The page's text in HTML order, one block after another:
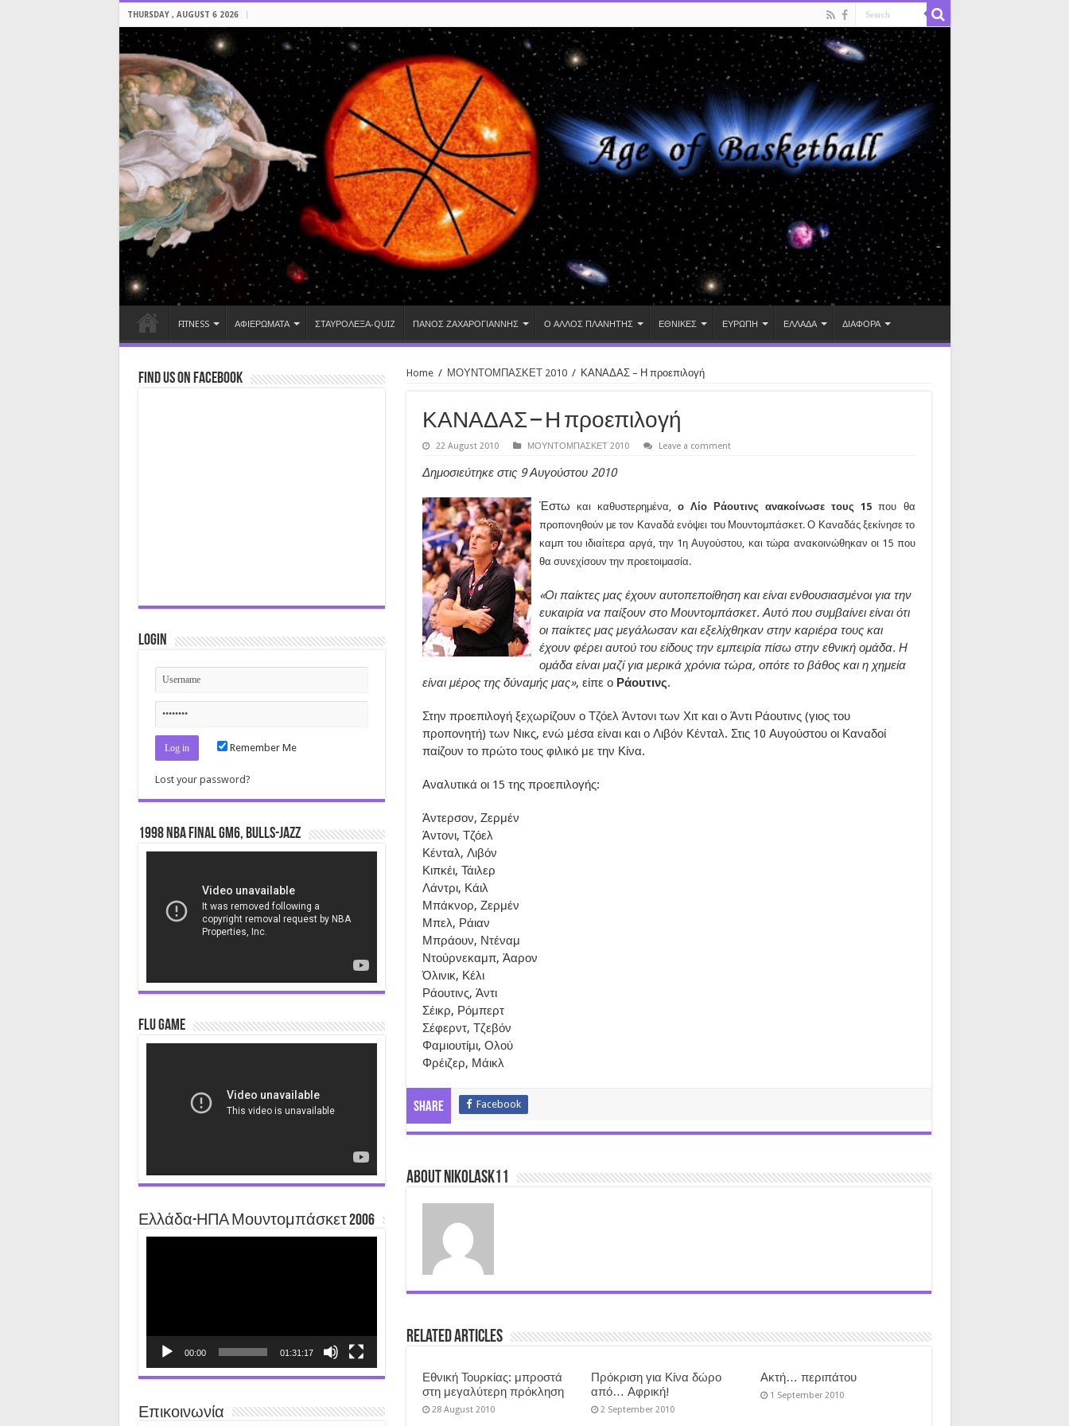
THURSDAY , AUGUST 6 2026
FITNESS ΑΦΙΕΡΩΜΑΤΑ ΣΤΑΥΡΟΛΕΞΑ-QUIZ ΠΑΝΟΣ ΖΑΧΑΡΟΓΙΑΝΝΗΣ Ο ΑΛΛΟΣ ΠΛΑΝΗΤΗΣ ΕΘΝΙΚΕΣ ΕΥΡΩΠΗ ΕΛΛΑΔΑ ΔΙΑΦΟΡΑ
Home / ΜΟΥΝΤΟΜΠΑΣΚΕΤ 2010 / ΚΑΝΑΔΑΣ – Η προεπιλογή
ΚΑΝΑΔΑΣ – Η προεπιλογή
22 August 2010 ΜΟΥΝΤΟΜΠΑΣΚΕΤ 2010 Leave a comment
Δημοσιεύτηκε στις 9 Αυγούστου 2010
Έστω και καθυστερημένα, ο Λίο Ράουτινς ανακοίνωσε τους 15 που θα
προπονηθούν με τον Καναδά ενόψει του Μουντομπάσκετ. Ο Καναδάς ξεκίνησε το
καμπ του ιδιαίτερα αργά, την 1η Αυγούστου, και τώρα ανακοινώθηκαν οι 15 που
θα συνεχίσουν την προετοιμασία.
«Οι παίκτες μας έχουν αυτοπεποίθηση και είναι ενθουσιασμένοι για την
ευκαιρία να παίξουν στο Μουντομπάσκετ. Αυτό που συμβαίνει είναι ότι
οι παίκτες μας μεγάλωσαν και εξελίχθηκαν στην καριέρα τους και
έχουν φέρει αυτού του είδους την εμπειρία πίσω στην εθνική ομάδα. Η
ομάδα είναι μαζί για μερικά χρόνια τώρα, οπότε το βάθος και η χημεία
είναι μέρος της δύναμής μας», είπε ο Ράουτινς.
Στην προεπιλογή ξεχωρίζουν ο Τζόελ Άντονι των Χιτ και ο Άντι Ράουτινς (γιος του
προπονητή) των Νικς, ενώ μέσα είναι και ο Λιβόν Κένταλ. Στις 10 Αυγούστου οι Καναδοί
παίζουν το πρώτο τους φιλικό με την Κίνα.
Αναλυτικά οι 15 της προεπιλογής:
Άντερσον, Ζερμέν
Άντονι, Τζόελ
Κένταλ, Λιβόν
Κιπκέι, Τάιλερ
Λάντρι, Κάιλ
Μπάκνορ, Ζερμέν
Μπελ, Ράιαν
Μπράουν, Ντέναμ
Ντούρνεκαμπ, Άαρον
Όλινικ, Κέλι
Ράουτινς, Άντι
Σέικρ, Ρόμπερτ
Σέφερντ, Τζεβόν
Φαμιουτίμι, Ολού
Φρέιζερ, Μάικλ
Share Facebook
About nikolask11
Related Articles
Εθνική Τουρκίας: μπροστά
στη μεγαλύτερη πρόκληση
28 August 2010
Πρόκριση για Κίνα δώρο
από… Αφρική!
2 September 2010
Ακτή… περιπάτου
1 September 2010
Find us on Facebook
Login
Remember Me
Lost your password?
1998 NBA Final gm6, Bulls-Jazz
Flu Game
Ελλάδα-ΗΠΑ Μουντομπάσκετ 2006
00:00 01:31:17
Επικοινωνία